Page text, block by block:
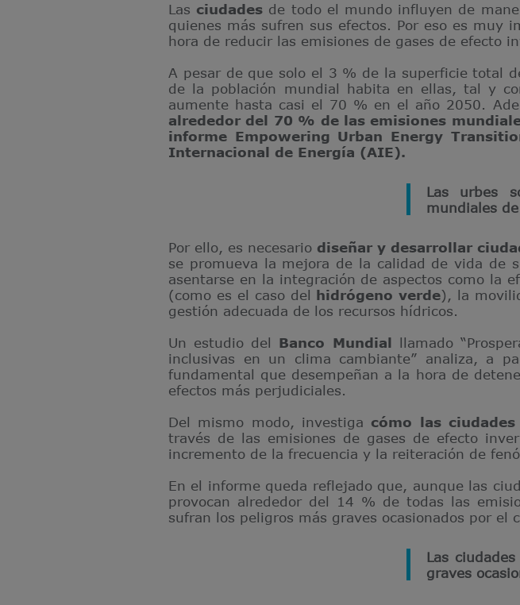
Las ciudades de todo el mundo influyen de
quienes más sufren sus efectos. Por eso es muy
hora de reducir las emisiones de gases de efecto
A pesar de que solo el 3 % de la superficie total
de la población mundial habita en ellas, tal y
aumente hasta casi el 70 % en el año 2050.
alrededor del 70 % de las emisiones
informe Empowering Urban Energy
Internacional de Energía (AIE).
Las urbes
mundiales
Por ello, es necesario diseñar y desarrollar
se promueva la mejora de la calidad de vida de
asentarse en la integración de aspectos como la
(como es el caso del hidrógeno verde), la
gestión adecuada de los recursos hídricos.
Un estudio del Banco Mundial llamado
inclusivas en un clima cambiante” analiza, a
fundamental que desempeñan a la hora de
efectos más perjudiciales.
Del mismo modo, investiga cómo las
través de las emisiones de gases de efecto
incremento de la frecuencia y la reiteración de
En el informe queda reflejado que, aunque las
provocan alrededor del 14 % de todas las
sufran los peligros más graves ocasionados por el
Las
graves